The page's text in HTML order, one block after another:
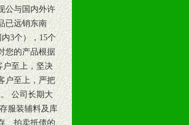
公与国内外许
已远销东南
3个），15个
您的产品根据
户至上，坚决
户至上，严把
公司长期大
服装辅料及库
、拍卖抵债的